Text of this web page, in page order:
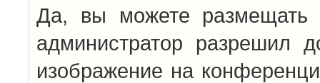
Да, вы можете размещать
администратор разрешил
изображение на